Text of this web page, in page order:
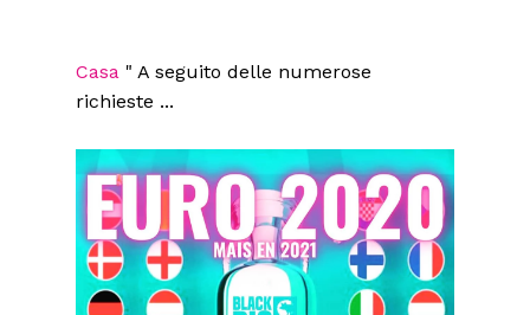
Casa " A seguito delle numerose
richieste ...